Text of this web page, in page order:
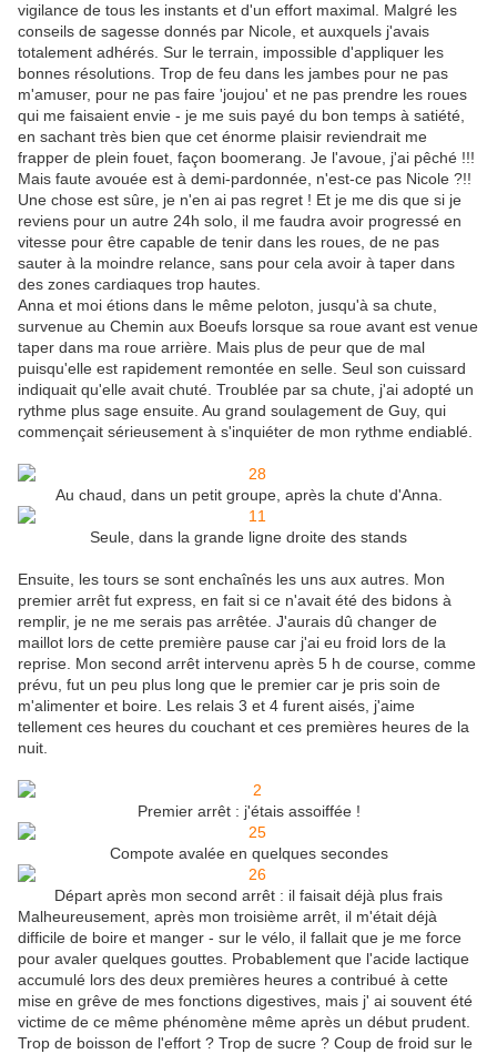
vigilance de tous les instants et d'un effort maximal. Malgré les
conseils de sagesse donnés par Nicole, et auxquels j'avais
totalement adhérés. Sur le terrain, impossible d'appliquer les
bonnes résolutions. Trop de feu dans les jambes pour ne pas
m'amuser, pour ne pas faire 'joujou' et ne pas prendre les roues
qui me faisaient envie - je me suis payé du bon temps à satiété,
en sachant très bien que cet énorme plaisir reviendrait me
frapper de plein fouet, façon boomerang. Je l'avoue, j'ai pêché !!!
Mais faute avouée est à demi-pardonnée, n'est-ce pas Nicole ?!!
Une chose est sûre, je n'en ai pas regret ! Et je me dis que si je
reviens pour un autre 24h solo, il me faudra avoir progressé en
vitesse pour être capable de tenir dans les roues, de ne pas
sauter à la moindre relance, sans pour cela avoir à taper dans
des zones cardiaques trop hautes.
Anna et moi étions dans le même peloton, jusqu'à sa chute,
survenue au Chemin aux Boeufs lorsque sa roue avant est venue
taper dans ma roue arrière. Mais plus de peur que de mal
puisqu'elle est rapidement remontée en selle. Seul son cuissard
indiquait qu'elle avait chuté. Troublée par sa chute, j'ai adopté un
rythme plus sage ensuite. Au grand soulagement de Guy, qui
commençait sérieusement à s'inquiéter de mon rythme endiablé.
Au chaud, dans un petit groupe, après la chute d'Anna.
Seule, dans la grande ligne droite des stands
Ensuite, les tours se sont enchaînés les uns aux autres. Mon
premier arrêt fut express, en fait si ce n'avait été des bidons à
remplir, je ne me serais pas arrêtée. J'aurais dû changer de
maillot lors de cette première pause car j'ai eu froid lors de la
reprise. Mon second arrêt intervenu après 5 h de course, comme
prévu, fut un peu plus long que le premier car je pris soin de
m'alimenter et boire. Les relais 3 et 4 furent aisés, j'aime
tellement ces heures du couchant et ces premières heures de la
nuit.
Premier arrêt : j'étais assoiffée !
Compote avalée en quelques secondes
Départ après mon second arrêt : il faisait déjà plus frais
Malheureusement, après mon troisième arrêt, il m'était déjà
difficile de boire et manger - sur le vélo, il fallait que je me force
pour avaler quelques gouttes. Probablement que l'acide lactique
accumulé lors des deux premières heures a contribué à cette
mise en grêve de mes fonctions digestives, mais j' ai souvent été
victime de ce même phénomène même après un début prudent.
Trop de boisson de l'effort ? Trop de sucre ? Coup de froid sur le